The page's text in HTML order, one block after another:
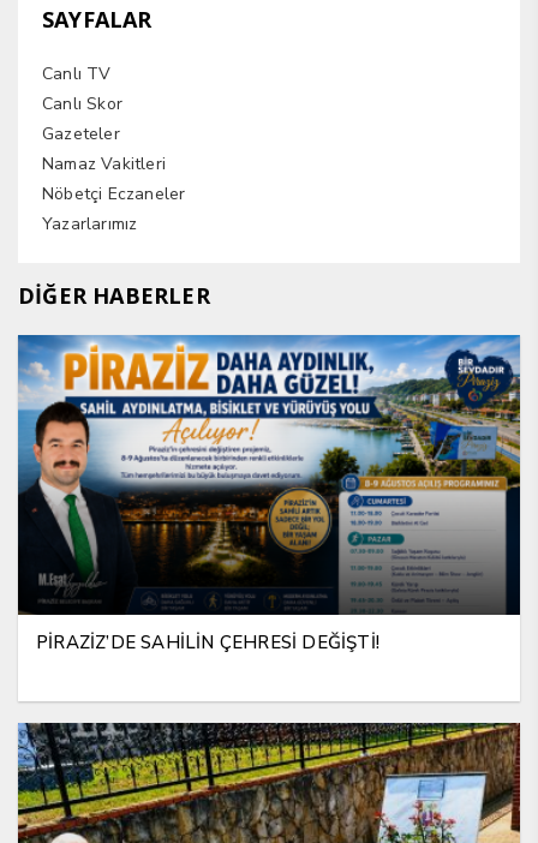
SAYFALAR
Canlı TV
Canlı Skor
Gazeteler
Namaz Vakitleri
Nöbetçi Eczaneler
Yazarlarımız
DİĞER HABERLER
PİRAZİZ’DE SAHİLİN ÇEHRESİ DEĞİŞTİ!